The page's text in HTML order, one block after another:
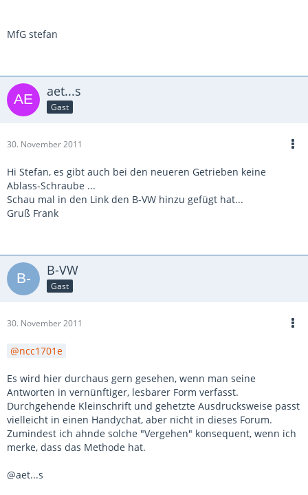
MfG stefan
aet...s
Gast
30. November 2011
Hi Stefan, es gibt auch bei den neueren Getrieben keine
Ablass-Schraube ...
Schau mal in den Link den B-VW hinzu gefügt hat...
Gruß Frank
B-VW
Gast
30. November 2011
ncc1701e
Es wird hier durchaus gern gesehen, wenn man seine
Antworten in vernünftiger, lesbarer Form verfasst.
Durchgehende Kleinschrift und gehetzte Ausdrucksweise passt
vielleicht in einen Handychat, aber nicht in dieses Forum.
Zumindest ich ahnde solche "Vergehen" konsequent, wenn ich
merke, dass das Methode hat.
@aet...s